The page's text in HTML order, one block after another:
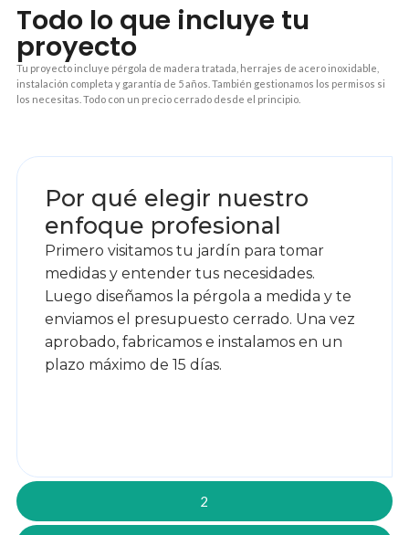
Todo lo que incluye tu
proyecto
Tu proyecto incluye pérgola de madera tratada, herrajes de acero inoxidable,
instalación completa y garantía de 5 años. También gestionamos los permisos si
los necesitas. Todo con un precio cerrado desde el principio.
2
Por qué elegir nuestro
enfoque profesional
Primero visitamos tu jardín para tomar
medidas y entender tus necesidades.
Luego diseñamos la pérgola a medida y te
enviamos el presupuesto cerrado. Una vez
aprobado, fabricamos e instalamos en un
plazo máximo de 15 días.